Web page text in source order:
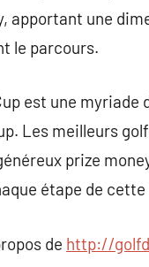
apportant une
le parcours.
est une myriade
Les meilleurs
prize
étape de
de http://